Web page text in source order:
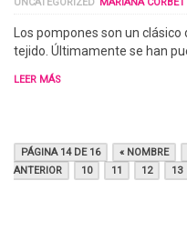
Los pompones son un
tejido. Últimamente se han
LEER MÁS
PÁGINA 14 DE 16 « NOMBRE
ANTERIOR
10 11 12 13